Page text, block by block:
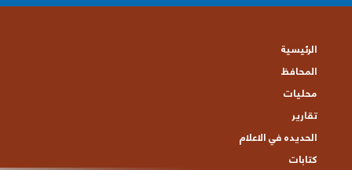
الرئيسية
المحافظ
محليات
تقارير
الحديده في الاعلام
كتابات